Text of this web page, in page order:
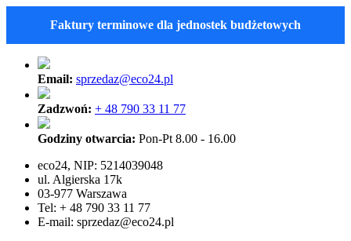
Faktury terminowe dla jednostek budżetowych
Email: sprzedaz@eco24.pl
Zadzwoń: + 48 790 33 11 77
Godziny otwarcia: Pon-Pt 8.00 - 16.00
eco24, NIP: 5214039048
ul. Algierska 17k
03-977 Warszawa
Tel: + 48 790 33 11 77
E-mail: sprzedaz@eco24.pl